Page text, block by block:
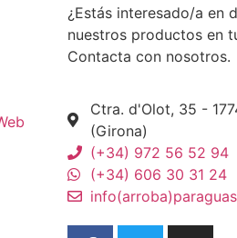
¿Estás interesado/a en
nuestros productos en
Contacta con nosotros.
Ctra. d'Olot, 35 -
(Girona)
(+34) 972 56 52 94
(+34) 606 30 31 24